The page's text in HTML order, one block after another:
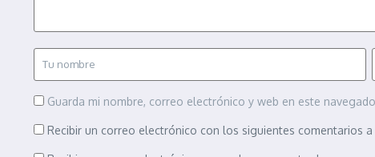
Guarda mi nombre, correo electrónico y web en este
Recibir un correo electrónico con los siguientes comentarios